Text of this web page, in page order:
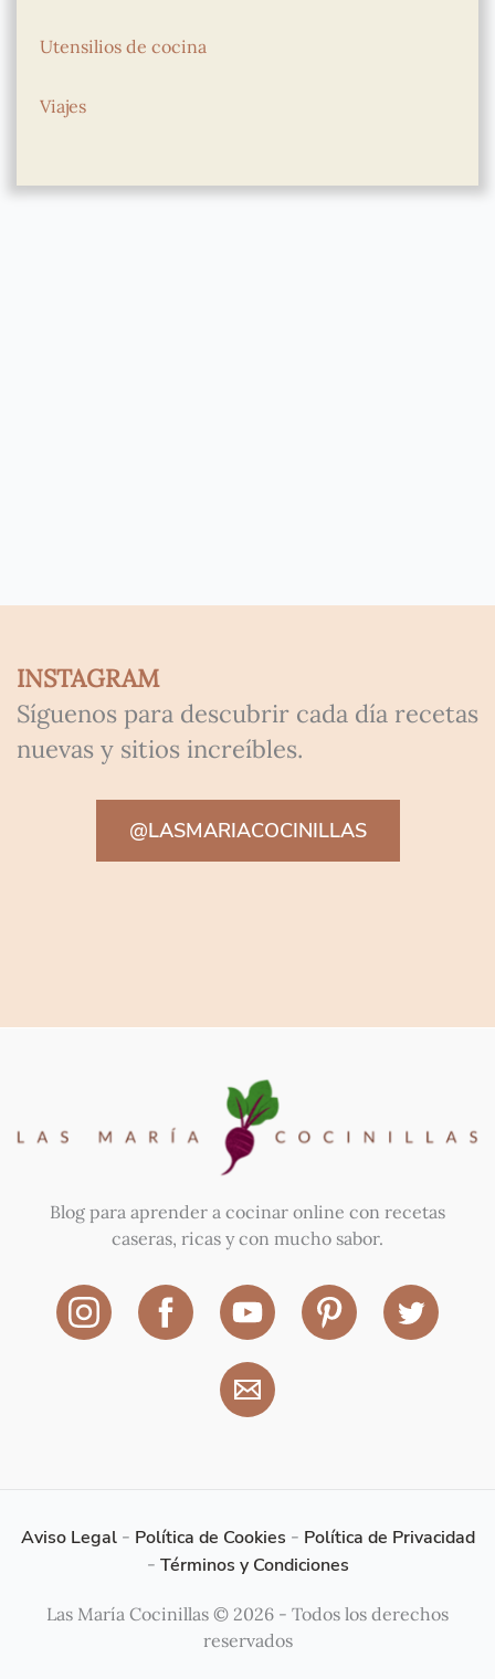
Utensilios de cocina
Viajes
INSTAGRAM
Síguenos para descubrir cada día recetas
nuevas y sitios increíbles.
@LASMARIACOCINILLAS
Blog para aprender a cocinar online con recetas
caseras, ricas y con mucho sabor.
Aviso Legal- Política de Cookies - Política de Privacidad
- Términos y Condiciones
Las María Cocinillas © 2026 - Todos los derechos
reservados